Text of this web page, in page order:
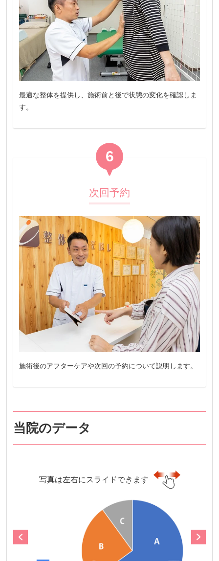
最適な整体を提供し、施術前と後で状態の変化を確認しま
す。
6
次回予約
施術後のアフターケアや次回の予約について説明します。
当院のデータ
写真は左右にスライドできます